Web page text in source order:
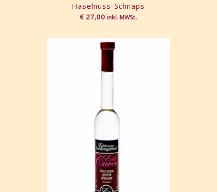
Haselnuss-Schnaps
€ 27,00 inkl. MWSt.